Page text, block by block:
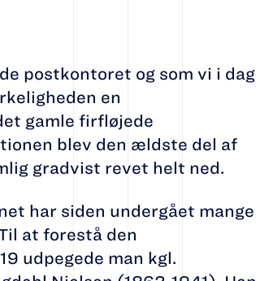
postkontoret og som vi i dag
en
gamle firfløjede
blev den ældste del af
gradvist revet helt ned.
har siden undergået mange
at forestå den
udpegede man kgl.